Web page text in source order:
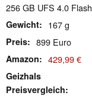
256 GB UFS 4.0
Gewicht 167 g
Preis 899 Euro
Amazon 429,99 €
Geizhals
Preisvergleich